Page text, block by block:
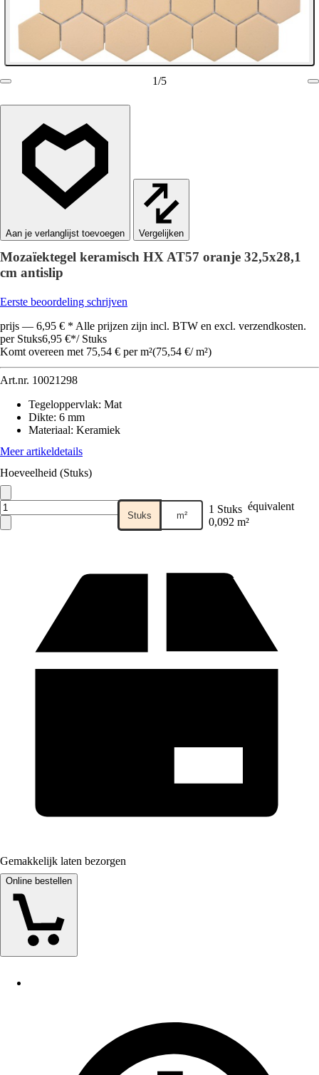
1/5
Vergelijken
Mozaïektegel keramisch HX AT57 oranje 32,5x28,1
cm antislip
Eerste beoordeling schrijven
prijs — 6,95 € * Alle prijzen zijn incl. BTW en excl. verzendkosten.
per Stuks6,95 €*/ Stuks
Komt overeen met 75,54 € per m²(75,54 €/ m²)
Art.nr. 10021298
Tegeloppervlak: Mat
Dikte: 6 mm
Materiaal: Keramiek
Meer artikeldetails
Hoeveelheid (Stuks)
Stuks m² 1 Stuks équivalent
0,092 m²
Gemakkelijk laten bezorgen
Online bestellen